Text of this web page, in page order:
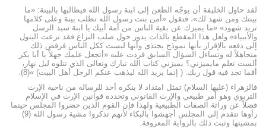
لقد حاول الخليفة أن يوجّه الطعن إلى ابنة رسول الله فيطالبها بالبينة: «ما
بينتك ومن شهد لك»، فتقول «أمن بنت رسول الله تطلب بينة وعلى كلامها
تريد شهود» «ما يميزك عن بقية الناس من أمة أبيك يا ابنة سيد الرسل
والأنبياء» ولعل هذا المقطع بالذات يدور حول صلب النزاع فقد نزعت البتول
إلى دفعه بالإقرار بأنها نموذج يحتذى وأنها ليست ككل الناس فرفض ذلك
متجاهلاً له وتساءل السؤال السابق فردت عليه «أتجعل علمك جهلاً يا أبا بكر
ألست تعلم مايميزني؟ يميزني كتاب الله تبارك وتعالى الذي تتلوه ليل نهار،
أفما تجد فيه قول ربك: ( إنما يريد الله ليذهب عنكم الرجل أهل البيت) »(8).
فالزهراء (عليها السلام) تمثل امتداد لا ينكره أحد للرسالة من ناحية الإرث
التربوي وهو أمر طبيعي والإرث القانوني وتحدده قوانين الإرث في الإسلام
فضلاً عن وراثة الصفات الطبيعية ولهذا فإن القوم الذين حضروا المجلس حينما
رأوها تتقدم إلى المجلس أجهشوا بالبكاء لأنهم تذكروا مشية رسول الله (9)
بمشيتها وثبت ذلك بالرواية المعروفة.